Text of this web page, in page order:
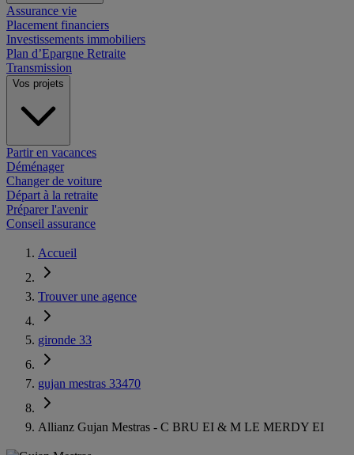
Assurance vie
Placement financiers
Investissements immobiliers
Plan d’Epargne Retraite
Transmission
Vos projets
Partir en vacances
Déménager
Changer de voiture
Départ à la retraite
Préparer l'avenir
Conseil assurance
Accueil
Trouver une agence
gironde 33
gujan mestras 33470
Allianz Gujan Mestras - C BRU EI & M LE MERDY EI